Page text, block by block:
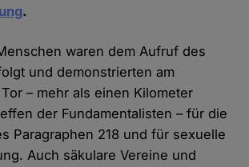
.
waren dem Aufruf des
und demonstrierten am
– mehr als einen Kilometer
der Fundamentalisten – für die
Paragraphen 218 und für sexuelle
Auch säkulare Vereine und